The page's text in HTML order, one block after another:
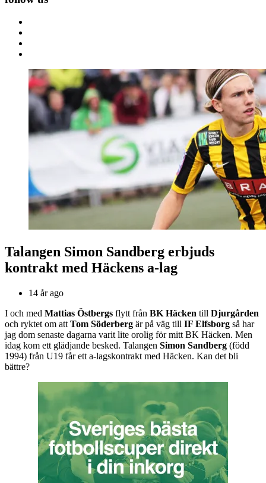
Talangen Simon Sandberg erbjuds
kontrakt med Häckens a-lag
14 år ago
I och med Mattias Östbergs flytt från BK Häcken till Djurgården
och ryktet om att Tom Söderberg är på väg till IF Elfsborg så har
jag dom senaste dagarna varit lite orolig för mitt BK Häcken. Men
idag kom ett glädjande besked. Talangen Simon Sandberg (född
1994) från U19 får ett a-lagskontrakt med Häcken. Kan det bli
bättre?